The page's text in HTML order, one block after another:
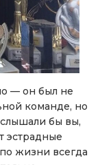
— он был не
команде, но
бы вы,
эстрадные
жизни всегда